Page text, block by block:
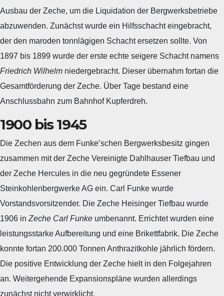
Ausbau der Zeche, um die Liquidation der Bergwerksbetriebe
abzuwenden. Zunächst wurde ein Hilfsschacht eingebracht,
der den maroden tonnlägigen Schacht ersetzen sollte. Von
1897 bis 1899 wurde der erste echte seigere Schacht namens
Friedrich Wilhelm niedergebracht. Dieser übernahm fortan die
Gesamtförderung der Zeche. Über Tage bestand eine
Anschlussbahn zum Bahnhof Kupferdreh.
1900 bis 1945
Die Zechen aus dem Funke’schen Bergwerksbesitz gingen
zusammen mit der Zeche Vereinigte Dahlhauser Tiefbau und
der Zeche Hercules in die neu gegründete Essener
Steinkohlenbergwerke AG ein. Carl Funke wurde
Vorstandsvorsitzender. Die Zeche Heisinger Tiefbau wurde
1906 in Zeche Carl Funke umbenannt. Errichtet wurden eine
leistungsstarke Aufbereitung und eine Brikettfabrik. Die Zeche
konnte fortan 200.000 Tonnen Anthrazitkohle jährlich fördern.
Die positive Entwicklung der Zeche hielt in den Folgejahren
an. Weitergehende Expansionspläne wurden allerdings
zunächst nicht verwirklicht.